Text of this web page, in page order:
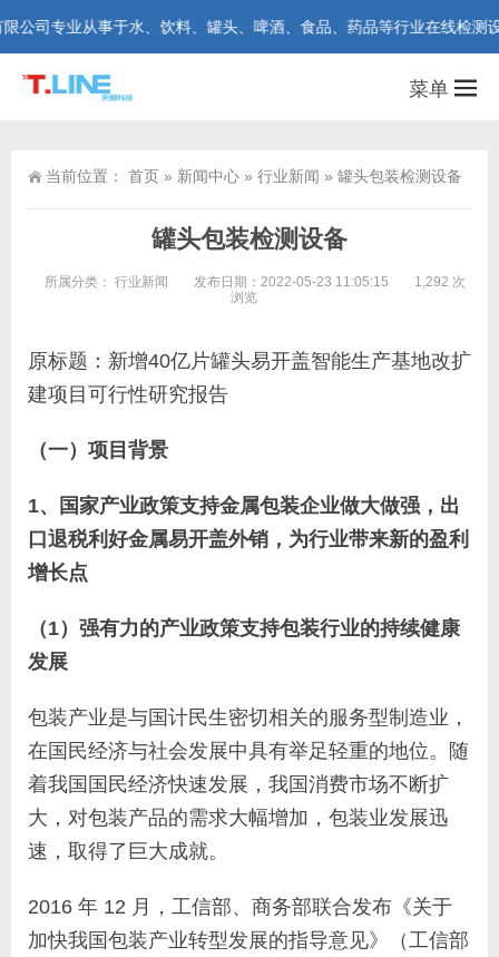
从事于水、饮料、罐头、啤酒、食品、药品等行业在线检测设备研
菜单
当前位置： 首页 » 新闻中心 » 行业新闻 » 罐头包装检测设备
罐头包装检测设备
所属分类： 行业新闻 发布日期：2022-05-23 11:05:15
1,292 次
浏览
原标题：新增40亿片罐头易开盖智能生产基地改扩
建项目可行性研究报告
（一）项目背景
1、国家产业政策支持金属包装企业做大做强，出
口退税利好金属易开盖外销，为行业带来新的盈利
增长点
（1）强有力的产业政策支持包装行业的持续健康
发展
包装产业是与国计民生密切相关的服务型制造业，
在国民经济与社会发展中具有举足轻重的地位。随
着我国国民经济快速发展，我国消费市场不断扩
大，对包装产品的需求大幅增加，包装业发展迅
速，取得了巨大成就。
2016 年 12 月，工信部、商务部联合发布《关于
加快我国包装产业转型发展的指导意见》（工信部